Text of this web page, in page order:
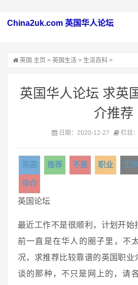
China2uk.com 英国华人论坛
英国 主页 > 英国生活 > 生活百科 >
英国华人论坛 求英
介推荐
日期：2020-12-27 栏目
英国 推荐 不是 职业 工作
中介
英国论坛
最近工作不是很顺利，计划开始
前一直是在华人的圈子里，不
况，求推荐比较靠谱的英国职业
谈的那种，不只是网上的，请